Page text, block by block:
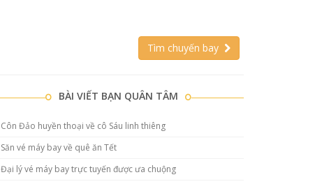
Tìm chuyến bay
BÀI VIẾT BẠN QUÂN TÂM
Côn Đảo huyền thoại về cô Sáu linh thiêng
Săn vé máy bay về quê ăn Tết
Đại lý vé máy bay trực tuyến được ưa chuộng